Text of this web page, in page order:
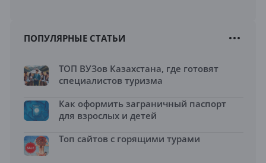
ПОПУЛЯРНЫЕ СТАТЬИ
ТОП ВУЗов Казахстана, где готовят
специалистов туризма
Как оформить заграничный паспорт
для взрослых и детей
Топ сайтов с горящими турами